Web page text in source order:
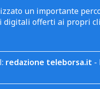
un importante
digitali offerti ai propri
redazione teleborsa.it -